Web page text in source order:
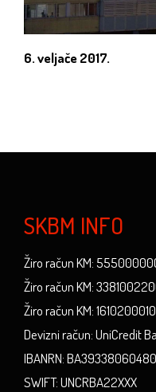
6. veljače 2017.
SKBM INFO
Žiro račun KM:
Žiro račun KM:
Žiro račun KM:
Devizni račun: UniCredit
IBANRN:
SWIFT: UNCRBA22XXX